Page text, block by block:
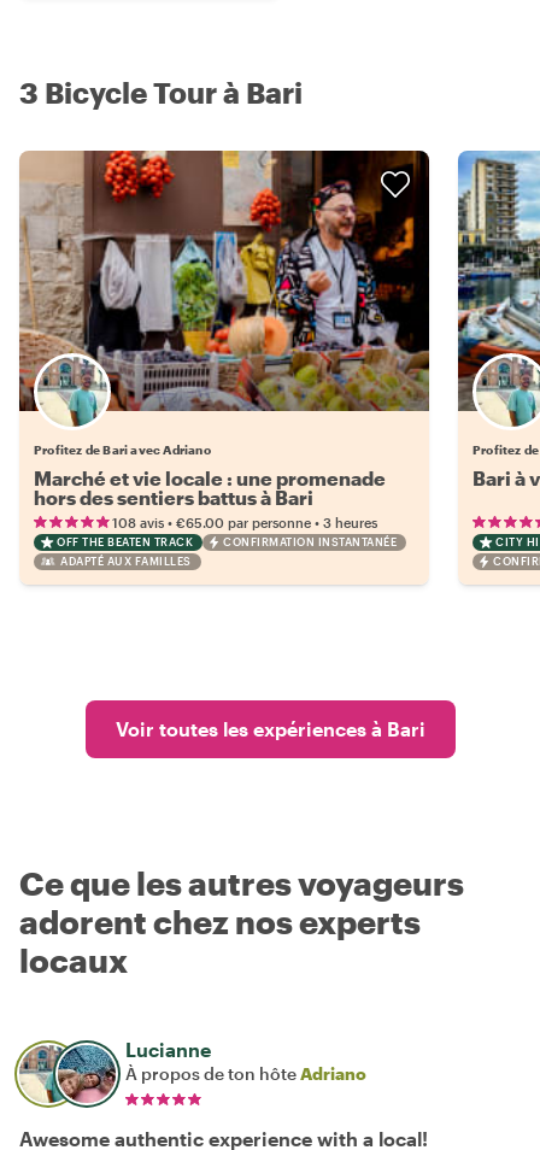
3 Bicycle Tour à Bari
Profitez de Bari avec Adriano
Marché et vie locale : une promenade
hors des sentiers battus à Bari
108 avis • €65.00 par personne • 3 heures
OFF THE BEATEN TRACK
CONFIRMATION INSTANTANÉE
ADAPTÉ AUX FAMILLES
Profitez
Bari à
CITY
Voir toutes les expériences à Bari
Ce que les autres voyageurs
adorent chez nos experts
locaux
Lucianne
À propos de ton hôteAdriano
Awesome authentic experience with a local!